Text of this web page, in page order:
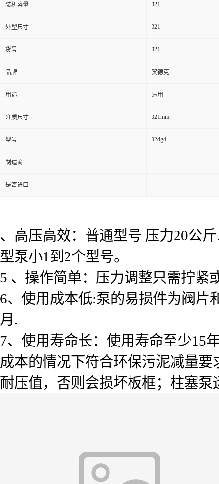
装机容量 321
外型尺寸 321
货号 321
品牌 贺德克
用途 适用
介质尺寸 321mm
型号 32dg4
制造商
是否进口
、高压高效：普通型号 压力20公
型泵小1到2个型号。
5 、操作简单：压力调整只需拧紧
6、使用成本低:泵的易损件为阀片
月.
7、使用寿命长：使用寿命至少15
成本的情况下符合环保污泥减量
耐压值，否则会损坏板框；柱塞